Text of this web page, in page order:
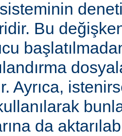
Bu
Ayrıca,
da